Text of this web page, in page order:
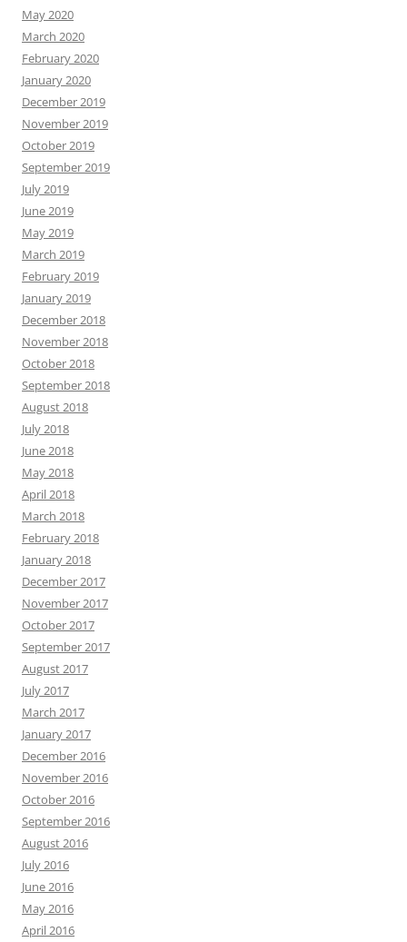
May 2020
March 2020
February 2020
January 2020
December 2019
November 2019
October 2019
September 2019
July 2019
June 2019
May 2019
March 2019
February 2019
January 2019
December 2018
November 2018
October 2018
September 2018
August 2018
July 2018
June 2018
May 2018
April 2018
March 2018
February 2018
January 2018
December 2017
November 2017
October 2017
September 2017
August 2017
July 2017
March 2017
January 2017
December 2016
November 2016
October 2016
September 2016
August 2016
July 2016
June 2016
May 2016
April 2016